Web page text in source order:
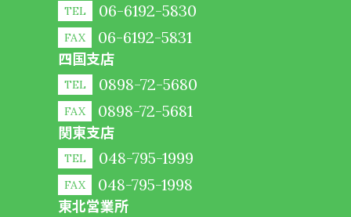
TEL 06-6192-5830
FAX 06-6192-5831
四国支店
TEL 0898-72-5680
FAX 0898-72-5681
関東支店
TEL 048-795-1999
FAX 048-795-1998
東北営業所